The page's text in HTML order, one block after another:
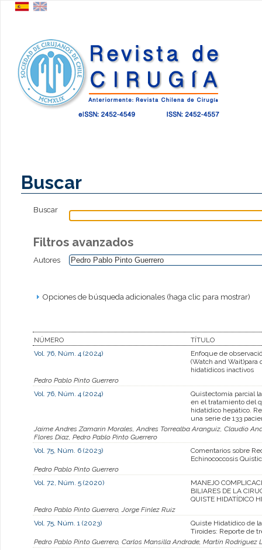
Buscar
Buscar
Filtros avanzados
Autores
Opciones de búsqueda adicionales (haga clic para mostrar)
NÚMERO
TÍTULO
Vol. 76, Núm. 4 (2024)
Enfoque de
(Watch and Wait)para
hidatídicos inactivos
Pedro Pablo Pinto Guerrero
Vol. 76, Núm. 4 (2024)
Quistectomía parcial
en el tratamiento del
hidatídico hepático.
una serie de 133
Jaime Andres Zamarin Morales, Andres Torrealba Aranguiz, Claudio
Flores Diaz, Pedro Pablo Pinto Guerrero
Vol. 75, Núm. 6 (2023)
Comentarios sobre
Echinococcosis
Pedro Pablo Pinto Guerrero
Vol. 72, Núm. 5 (2020)
MANEJO
BILIARES DE LA
QUISTE HIDATÍDICO
Pedro Pablo Pinto Guerrero, Jorge Finlez Ruiz
Vol. 75, Núm. 1 (2023)
Quiste Hidatídico de
Tiroides: Reporte de
Pedro Pablo Pinto Guerrero, Carlos Mansilla Andrade, Martín Rodriguez